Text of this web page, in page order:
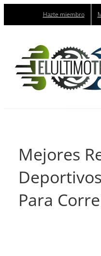
Hazte miembro
Mejores
Para